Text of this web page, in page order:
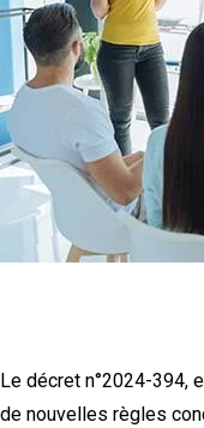
Le décret n°2024-394,
de nouvelles règles